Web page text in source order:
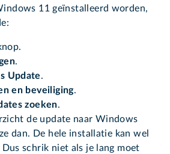
11 geïnstalleerd worden,
.
Update.
en beveiliging.
zoeken.
de update naar Windows
dan. De hele installatie kan wel
schrik niet als je lang moet